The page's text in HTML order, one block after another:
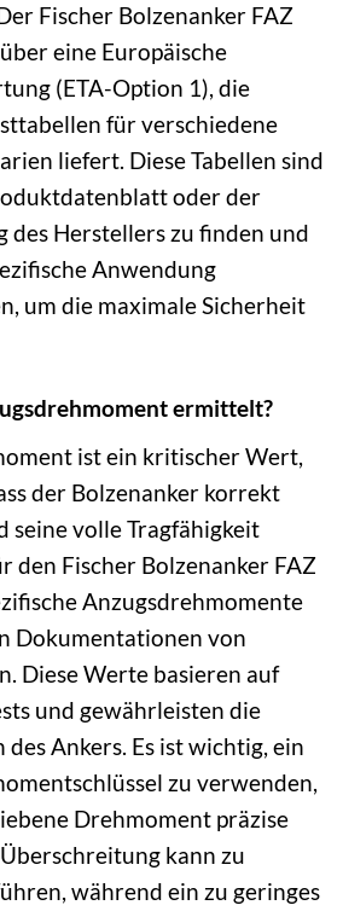
Fischer Bolzenanker FAZ
eine Europäische
(ETA-Option 1), die
für verschiedene
liefert. Diese Tabellen sind
oder der
des Herstellers zu finden und
Anwendung
um die maximale Sicherheit
ermittelt?
ist ein kritischer Wert,
der Bolzenanker korrekt
seine volle Tragfähigkeit
den Fischer Bolzenanker FAZ
Anzugsdrehmomente
Dokumentationen von
Diese Werte basieren auf
und gewährleisten die
Ankers. Es ist wichtig, ein
zu verwenden,
Drehmoment präzise
kann zu
während ein zu geringes